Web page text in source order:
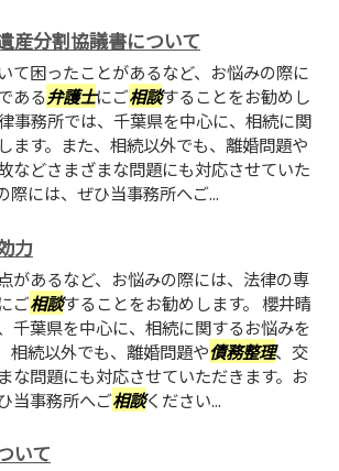
産分割協議書について
て困ったことがあるなど、お悩みの際に
ある弁護士にご相談することをお勧めし
事務所では、千葉県を中心に、相続に関
ます。また、相続以外でも、離婚問題や
などさまざまな問題にも対応させていた
際には、ぜひ当事務所へご...
力
があるなど、お悩みの際には、法律の専
ご相談することをお勧めします。 櫻井晴
千葉県を中心に、相続に関するお悩みを
相続以外でも、離婚問題や債務整理、交
な問題にも対応させていただきます。お
当事務所へご相談ください...
いて